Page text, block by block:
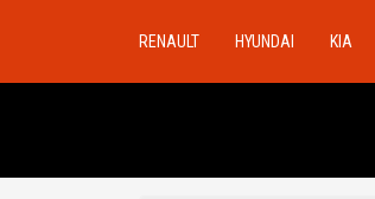
RENAULT HYUNDAI KIA